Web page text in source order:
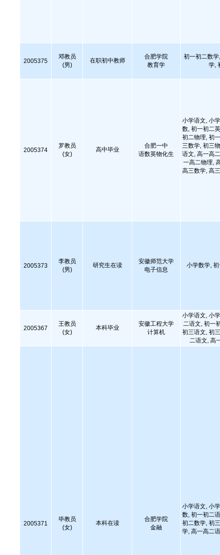
2005375
邓教员
(男)
在职初中教师
合肥学院
教育学
初一初二数
学,
2005374
罗教员
(女)
高中毕业
合肥一中
语数英物化生
小学语文, 小
数, 初一初二
初二物理, 初
三数学, 初三
语文, 高一高
一高二物理,
高三数学, 高
2005373
李教员
(男)
研究生在读
安徽师范大学
电子信息
小学数学,
2005367
王教员
(女)
本科毕业
安徽工程大学
计算机
小学语文, 小
二语文, 初一
初三语文, 初
二语文, 高
2005371
毕教员
(女)
本科在读
合肥学院
金融
小学语文, 小
数, 初一初二
初二数学, 初
学, 高一高二